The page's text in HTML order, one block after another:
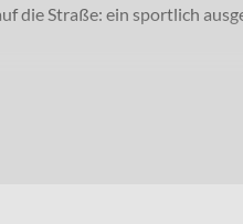
die Straße: ein sportlich